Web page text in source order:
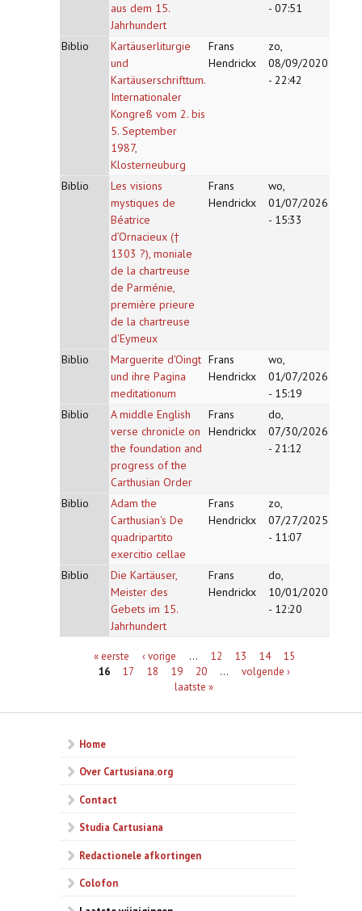
aus dem 15.
Jahrhundert
- 07:51
Biblio
Kartäuserliturgie
und
Kartäuserschrifttum.
Internationaler
Kongreß vom 2. bis
5. September
1987,
Klosterneuburg
Frans
Hendrickx
zo,
08/09/2020
- 22:42
Biblio
Les visions
mystiques de
Béatrice
d’Ornacieux (†
1303 ?), moniale
de la chartreuse
de Parménie,
première prieure
de la chartreuse
d'Eymeux
Frans
Hendrickx
wo,
01/07/2026
- 15:33
Biblio
Marguerite d'Oingt
und ihre Pagina
meditationum
Frans
Hendrickx
wo,
01/07/2026
- 15:19
Biblio
A middle English
verse chronicle on
the foundation and
progress of the
Carthusian Order
Frans
Hendrickx
do,
07/30/2026
- 21:12
Biblio
Adam the
Carthusian's De
quadripartito
exercitio cellae
Frans
Hendrickx
zo,
07/27/2025
- 11:07
Biblio
Die Kartäuser,
Meister des
Gebets im 15.
Jahrhundert
Frans
Hendrickx
do,
10/01/2020
- 12:20
Pagina's« eerste ‹ vorige … 12 13 14
15
16
17 18 19 20 …
volgende ›
laatste »
Home
Over Cartusiana.org
Contact
Studia Cartusiana
Redactionele afkortingen
Colofon